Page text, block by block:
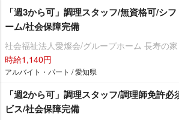
「週3から可」調理スタッフ/無資格可/シ
ーム/社会保障完備
社会福祉法人愛燦会/グループホーム 長寿の家
時給1,140円
アルバイト・パート / 愛知県
「週2から可」調理スタッフ/調理師免許
ビス/社会保障完備